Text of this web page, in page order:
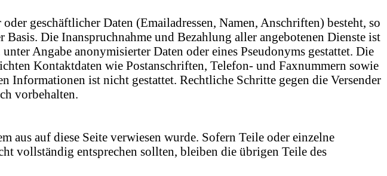
geschäftlicher Daten (Emailadressen, Namen, Anschriften) besteht, so
Die Inanspruchnahme und Bezahlung aller angebotenen Dienste ist
Angabe anonymisierter Daten oder eines Pseudonyms gestattet. Die
Kontaktdaten wie Postanschriften, Telefon- und Faxnummern sowie
ist nicht gestattet. Rechtliche Schritte gegen die Versender
vorbehalten.
aus auf diese Seite verwiesen wurde. Sofern Teile oder einzelne
vollständig entsprechen sollten, bleiben die übrigen Teile des